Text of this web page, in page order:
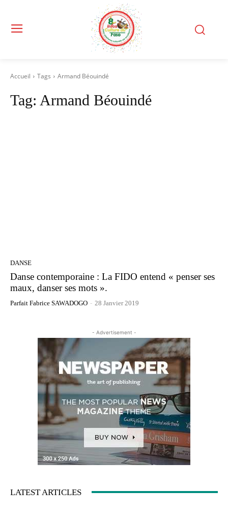
Accueil Tags Armand Béouindé
Tag: Armand Béouindé
DANSE
Danse contemporaine : La FIDO entend « penser ses
maux, danser ses mots ».
Parfait Fabrice SAWADOGO - 28 Janvier 2019
- Advertisement -
LATEST ARTICLES